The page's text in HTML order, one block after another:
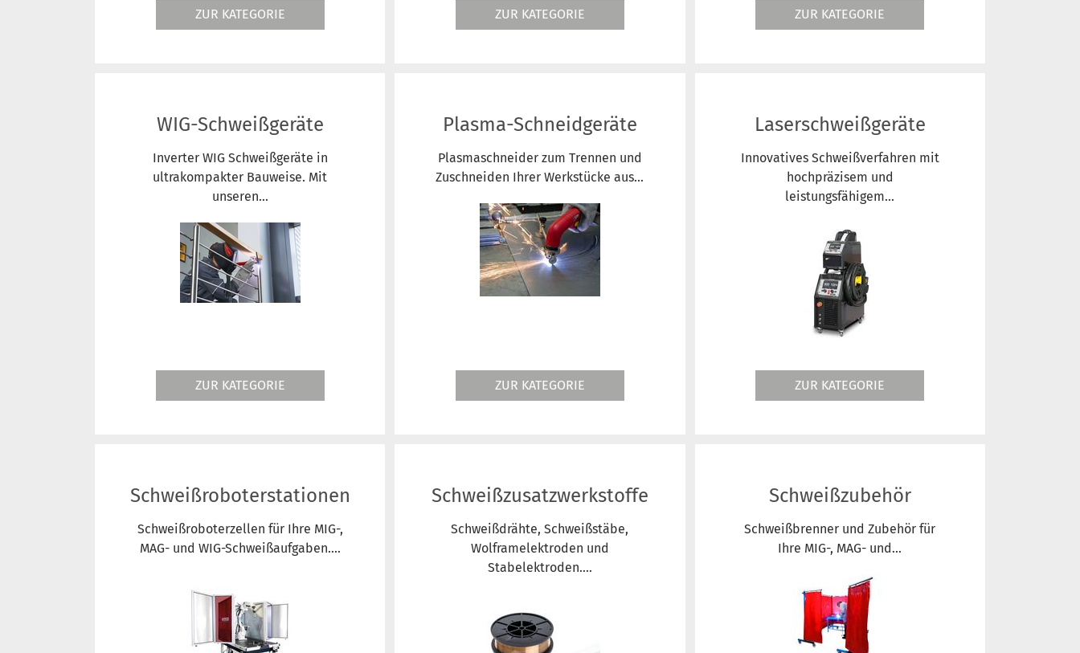
ZUR KATEGORIE ZUR KATEGORIE ZUR KATEGORIE
WIG-Schweißgeräte
Inverter WIG Schweißgeräte in
ultrakompakter Bauweise. Mit
unseren...
ZUR KATEGORIE
Plasma-Schneidgeräte
Plasmaschneider zum Trennen und
Zuschneiden Ihrer Werkstücke aus...
ZUR KATEGORIE
Laserschweißgeräte
Innovatives Schweißverfahren mit
hochpräzisem und
leistungsfähigem...
ZUR KATEGORIE
Schweißroboterstationen
Schweißroboterzellen für Ihre MIG-,
MAG- und WIG-Schweißaufgaben....
Schweißzusatzwerkstoffe
Schweißdrähte, Schweißstäbe,
Wolframelektroden und
Stabelektroden....
Schweißzubehör
Schweißbrenner und Zubehör für
Ihre MIG-, MAG- und...